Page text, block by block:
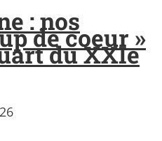
: nos
de coeur »
du XXIe